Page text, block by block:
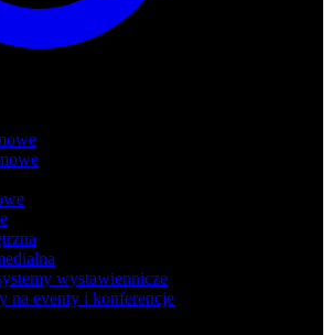
wystawiennicze
na eventy i konferencje